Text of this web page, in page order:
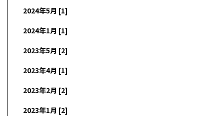
2024年5月 [1]
2024年1月 [1]
2023年5月 [2]
2023年4月 [1]
2023年2月 [2]
2023年1月 [2]